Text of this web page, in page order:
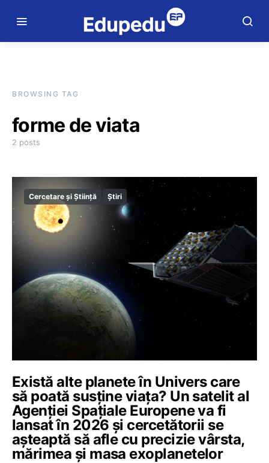
BROWSING TAG
forme de viata
2 posts
Cercetare și Știință Știri
Există alte planete în Univers care
să poată susține viața? Un satelit al
Agenției Spațiale Europene va fi
lansat în 2026 și cercetătorii se
așteaptă să afle cu precizie vârsta,
mărimea și masa exoplanetelor